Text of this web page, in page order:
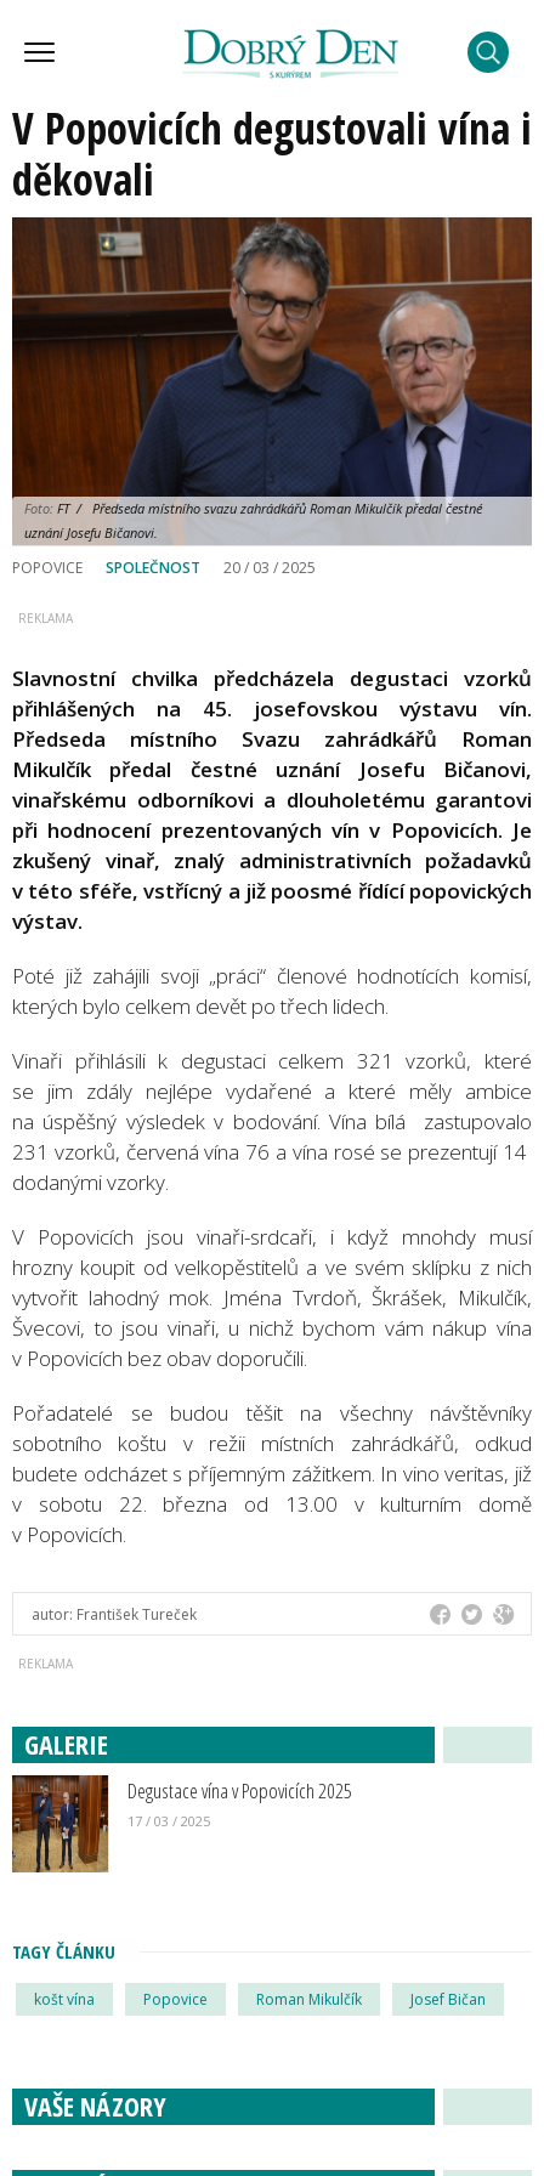
V Popovicích degustovali vína i
děkovali
Foto: FT / Předseda místního svazu zahrádkářů Roman Mikulčík předal čestné
uznání Josefu Bičanovi.
POPOVICE SPOLEČNOST 20 / 03 / 2025
Slavnostní chvilka předcházela degustaci vzorků
přihlášených na 45. josefovskou výstavu vín.
Předseda místního Svazu zahrádkářů Roman
Mikulčík předal čestné uznání Josefu Bičanovi,
vinařskému odborníkovi a dlouholetému garantovi
při hodnocení prezentovaných vín v Popovicích. Je
zkušený vinař, znalý administrativních požadavků
v této sféře, vstřícný a již poosmé řídící popovických
výstav.
Poté již zahájili svoji „práci“ členové hodnotících komisí,
kterých bylo celkem devět po třech lidech.
Vinaři přihlásili k degustaci celkem 321 vzorků, které
se jim zdály nejlépe vydařené a které měly ambice
na úspěšný výsledek v bodování. Vína bílá zastupovalo
231 vzorků, červená vína 76 a vína rosé se prezentují 14
dodanými vzorky.
V Popovicích jsou vinaři-srdcaři, i když mnohdy musí
hrozny koupit od velkopěstitelů a ve svém sklípku z nich
vytvořit lahodný mok. Jména Tvrdoň, Škrášek, Mikulčík,
Švecovi, to jsou vinaři, u nichž bychom vám nákup vína
v Popovicích bez obav doporučili.
Pořadatelé se budou těšit na všechny návštěvníky
sobotního koštu v režii místních zahrádkářů, odkud
budete odcházet s příjemným zážitkem. In vino veritas, již
v sobotu 22. března od 13.00 v kulturním domě
v Popovicích.
autor: František Tureček
GALERIE
Degustace vína v Popovicích 2025
17 / 03 / 2025
TAGY ČLÁNKU
košt vína Popovice Roman Mikulčík Josef Bičan
VAŠE NÁZORY